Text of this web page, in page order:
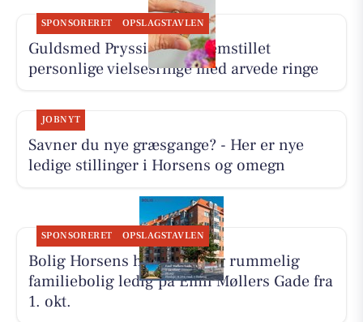
SPONSORERET OPSLAGSTAVLEN
Guldsmed Pryssing har fremstillet
personlige vielsesringe med arvede ringe
JOBNYT
Savner du nye græsgange? - Her er nye
ledige stillinger i Horsens og omegn
SPONSORERET OPSLAGSTAVLEN
Bolig Horsens har en lys og rummelig
familiebolig ledig på Emil Møllers Gade fra
1. okt.